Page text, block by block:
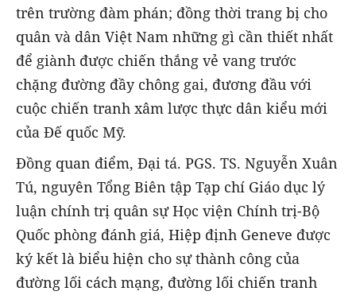
trên trường đàm phán; đồng thời trang bị cho
quân và dân Việt Nam những gì cần thiết nhất
để giành được chiến thắng vẻ vang trước
chặng đường đầy chông gai, đương đầu với
cuộc chiến tranh xâm lược thực dân kiểu mới
của Đế quốc Mỹ.
Đồng quan điểm, Đại tá. PGS. TS. Nguyễn Xuân
Tú, nguyên Tổng Biên tập Tạp chí Giáo dục lý
luận chính trị quân sự Học viện Chính trị-Bộ
Quốc phòng đánh giá, Hiệp định Geneve được
ký kết là biểu hiện cho sự thành công của
đường lối cách mạng, đường lối chiến tranh